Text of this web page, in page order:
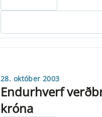
28. október 2003
Endurhverf
króna